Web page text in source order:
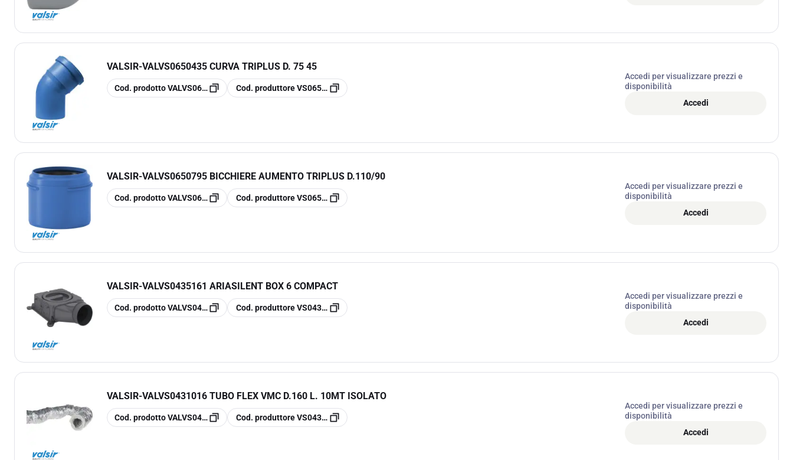
VALSIR-VALVS0650435 CURVA TRIPLUS D. 75 45
copia
Cod. prodottoVALVS0650435 copia
Cod. produttore VS0650435
Accedi per visualizzare prezzi e
disponibilità
Accedi
VALSIR-VALVS0650795 BICCHIERE AUMENTO TRIPLUS D.110/90
copia
Cod. prodottoVALVS0650795 copia
Cod. produttore VS0650795
Accedi per visualizzare prezzi e
disponibilità
Accedi
VALSIR-VALVS0435161 ARIASILENT BOX 6 COMPACT
copia
Cod. prodottoVALVS0435161 copia
Cod. produttore VS0435161
Accedi per visualizzare prezzi e
disponibilità
Accedi
VALSIR-VALVS0431016 TUBO FLEX VMC D.160 L. 10MT ISOLATO
copia
Cod. prodottoVALVS0431016 copia
Cod. produttore VS0431016
Accedi per visualizzare prezzi e
disponibilità
Accedi